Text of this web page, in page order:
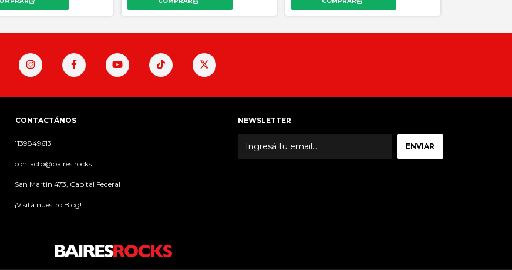
CONTACTÁNOS
1139849613
contacto@baires.rocks
San Martin 473, Capital Federal
¡Visitá nuestro Blog!
NEWSLETTER